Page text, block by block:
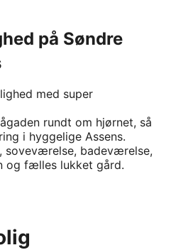
på Søndre
med super
rundt om hjørnet, så
i hyggelige Assens.
soveværelse, badeværelse,
og fælles lukket gård.